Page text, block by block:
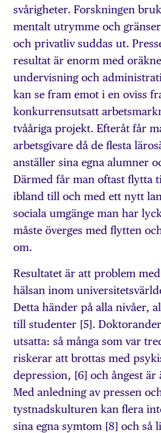
svårigheter. Forskningen
mentalt utrymme och
och privatliv suddas ut.
resultat är enorm med
undervisning och
kan se fram emot i en oviss
konkurrensutsatt
tvååriga projekt. Efteråt får
arbetsgivare då de flesta
anställer sina egna alumner
Därmed får man oftast flytta
ibland till och med ett nytt
sociala umgänge man har
måste överges med flytten
om.
Resultatet är att problem
hälsan inom
Detta händer på alla nivåer,
till studenter [5].
utsatta: så många som var
riskerar att brottas med
depression, [6] och ångest är
Med anledning av pressen
tystnadskulturen kan flera
sina egna symtom [8] och så